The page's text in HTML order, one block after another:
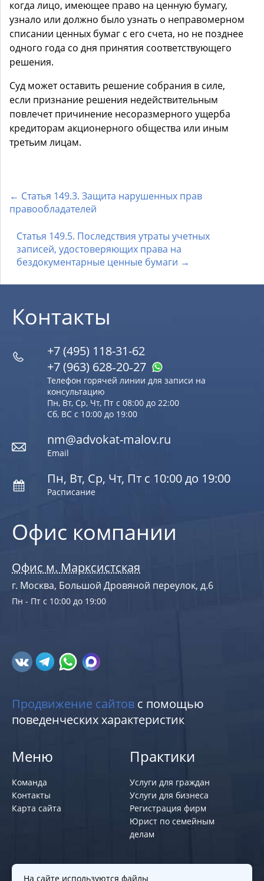
когда лицо, имеющее право на ценную бумагу,
узнало или должно было узнать о неправомерном
списании ценных бумаг с его счета, но не позднее
одного года со дня принятия соответствующего
решения.
Суд может оставить решение собрания в силе,
если признание решения недействительным
повлечет причинение несоразмерного ущерба
кредиторам акционерного общества или иным
третьим лицам.
← Статья 149.3. Защита нарушенных прав
правообладателей
Статья 149.5. Последствия утраты учетных
записей, удостоверяющих права на
бездокументарные ценные бумаги →
Офис компании
Офис м. Марксистская
г. Москва, Большой Дровяной переулок, д.6
Пн - Пт с 10:00 до 19:00
Контакты
+7 (495) 118-31-62
+7 (963) 628‑20‑27
Телефон горячей линии для записи на
консультацию
Пн, Вт, Ср, Чт, Пт с 08:00 до 22:00
Сб, ВС с 10:00 до 19:00
nm@advokat-malov.ru
Email
Пн, Вт, Ср, Чт, Пт с 10:00 до 19:00
Расписание
Продвижение сайтов с помощью
поведенческих характеристик
Меню
Команда
Контакты
Карта сайта
Практики
Услуги для граждан
Услуги для бизнеса
Регистрация фирм
Юрист по семейным
делам
Политики и правила
На сайте используются файлы